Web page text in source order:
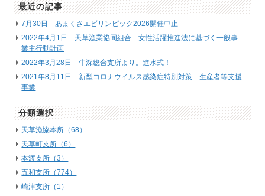
最近の記事
7月30日 あまくさエビリンピック2026開催中止
2022年4月1日 天草漁業協同組合 女性活躍推進法に基づく一般事
業主行動計画
2022年3月28日 牛深総合支所より。進水式！
2021年8月11日 新型コロナウイルス感染症特別対策 生産者等支援
事業
分類選択
天草漁協本所（68）
天草町支所（6）
本渡支所（3）
五和支所（774）
崎津支所（1）